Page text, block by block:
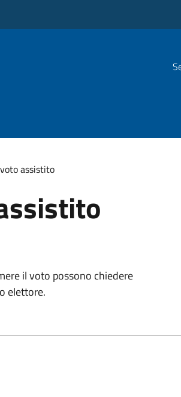
assistito
il voto possono chiedere
elettore.